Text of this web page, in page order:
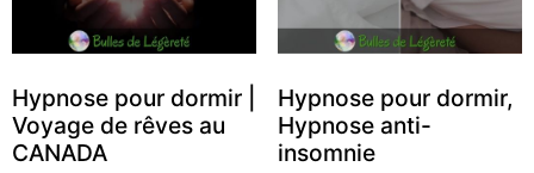
Hypnose pour dormir |
Voyage de rêves au
CANADA
Hypnose pour dormir,
Hypnose anti-
insomnie